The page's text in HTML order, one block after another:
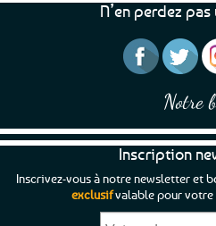
N’en perdez
Notre
Inscription
Inscrivez-vous à notre newsletter et
exclusifvalable pour votre